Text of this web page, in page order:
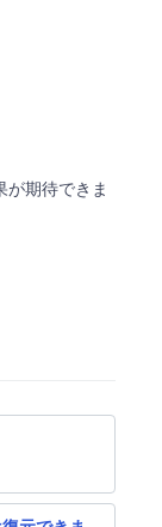
が期待できま